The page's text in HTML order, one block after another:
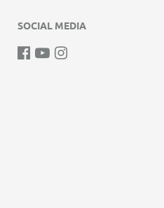
SOCIAL MEDIA